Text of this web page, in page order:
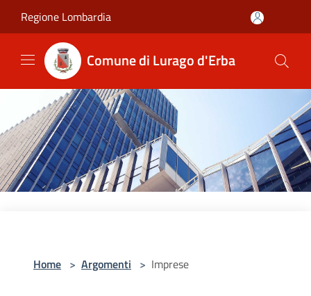
Regione Lombardia
Comune di Lurago d'Erba
Home > Argomenti > Imprese